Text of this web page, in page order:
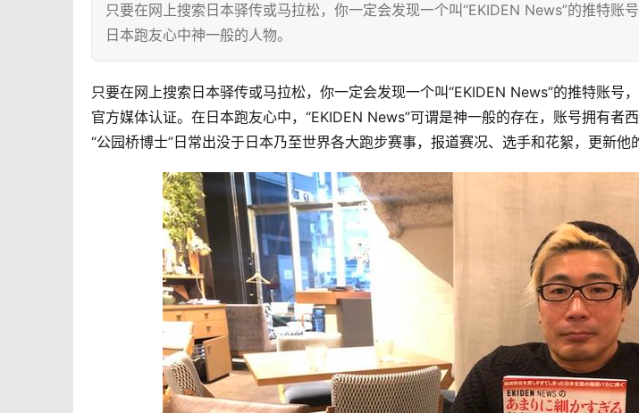
只要在网上搜索日本驿传或马拉松，你一定会发现一个叫“EKIDEN News”的推特账
日本跑友心中神一般的人物。
只要在网上搜索日本驿传或马拉松，你一定会发现一个叫“EKIDEN News”的推特账号，
官方媒体认证。 在日本跑友心中，“EKIDEN News”可谓是神一般的存在， 账号拥有者
“公园桥博士”日常出没于日本乃至世界各大跑步赛事，报道赛况、选手和花絮，更新他